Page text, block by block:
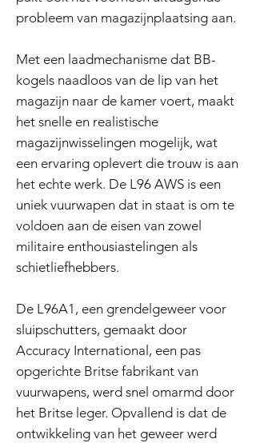
probleem van magazijnplaatsing aan.
Met een laadmechanisme dat BB-
kogels naadloos van de lip van het
magazijn naar de kamer voert, maakt
het snelle en realistische
magazijnwisselingen mogelijk, wat
een ervaring oplevert die trouw is aan
het echte werk. De L96 AWS is een
uniek vuurwapen dat in staat is om te
voldoen aan de eisen van zowel
militaire enthousiastelingen als
schietliefhebbers.
De L96A1, een grendelgeweer voor
sluipschutters, gemaakt door
Accuracy International, een pas
opgerichte Britse fabrikant van
vuurwapens, werd snel omarmd door
het Britse leger. Opvallend is dat de
ontwikkeling van het geweer werd